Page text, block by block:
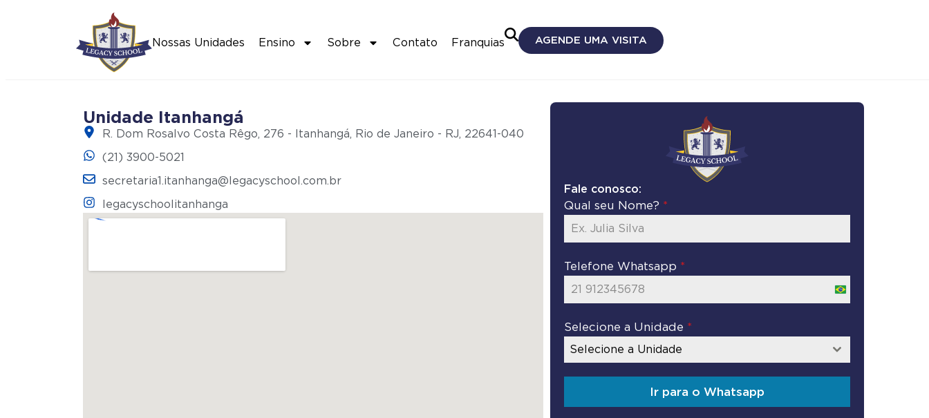
Nossas Unidades Ensino Sobre Contato Franquias AGENDE UMA VISITA
Unidade Itanhangá
R. Dom Rosalvo Costa Rêgo, 276 - Itanhangá, Rio de Janeiro - RJ, 22641-040
(21) 3900-5021
secretaria1.itanhanga@legacyschool.com.br
legacyschoolitanhanga
Fale conosco:
Qual seu Nome? *
Telefone Whatsapp *
Brazil
+55
Selecione a Unidade *
Selecione a Unidade
Ir para o Whatsapp